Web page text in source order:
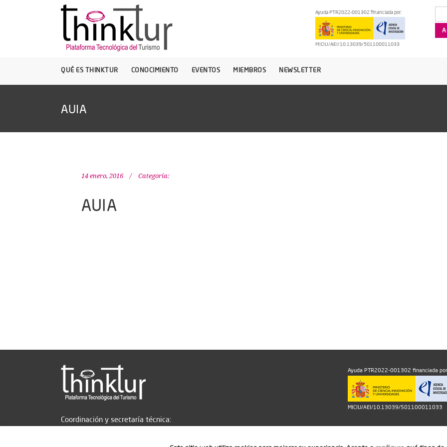
Ayuda PTR2022-001302 financiada por:
MICIU/AEI/10.13039/501100011033
QUÉ ES THINKTUR CONOCIMIENTO EVENTOS MIEMBROS NEWSLETTER
AUIA
14 enero, 2016 Categoría:
AUIA
Coordinación y secretaría técnica:
Ayuda PTR2022-001302 financiada
MICIU/AEI/10.13039/501100011033